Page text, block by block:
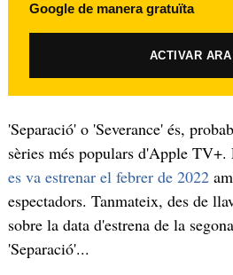
Google de manera gratuïta
ACTIVAR
'Separació' o 'Severance' és,
sèries més populars d'Apple
es va estrenar el febrer de 2022
espectadors. Tanmateix, des de
sobre la data d'estrena de la
'Separació'...